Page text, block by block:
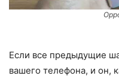
Если все предыдущие
вашего телефона, и он,